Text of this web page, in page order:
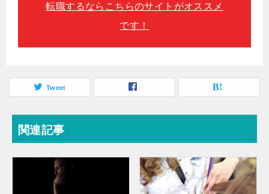
転職するならこちらのサイトがオススメ
です！
Tweet
関連記事